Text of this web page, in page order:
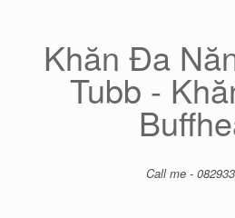
Khăn Đa
Tubb -
Call me -